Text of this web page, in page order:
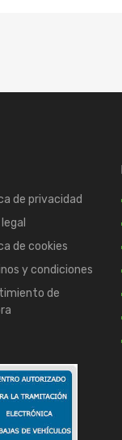
de privacidad
de cookies
y condiciones
de